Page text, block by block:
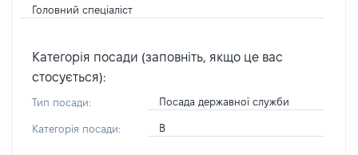
Головний спеціаліст
Категорія посади (заповніть, якщо це вас
стосується):
Тип посади: Посада державної служби
Категорія посади: В